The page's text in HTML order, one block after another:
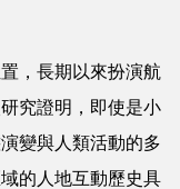
，長期以來扮演航
究證明，即使是小
變與人類活動的多
的人地互動歷史具